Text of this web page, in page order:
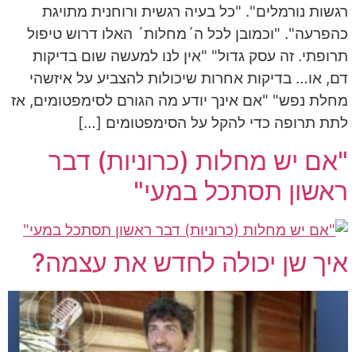
רגשות נורמלים". "כל בעיה רגשית ורוחנית מתויגת
כהפרעה". "וכמובן לכל ה´מחלות´ האלו דרוש טיפול
תרופתי. זה עסק גדול" "אין לנו למעשה שום בדיקות
דם, או… בדיקות אחרות שיכולות להצביע על איזשהי
מחלת נפש" "אם אינך יודע מה הגורם לסימפטומים, אז
לתת תרופה כדי להקל על הסימפטומים […]
"אם יש מחלות (כרוניות) דבר
ראשון תסתכל במעי"
איך שן יכולה לחדש את עצמה?